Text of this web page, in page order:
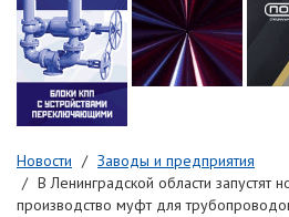
Новости
Заводы и предприятия
В Ленинградской области
производство муфт для